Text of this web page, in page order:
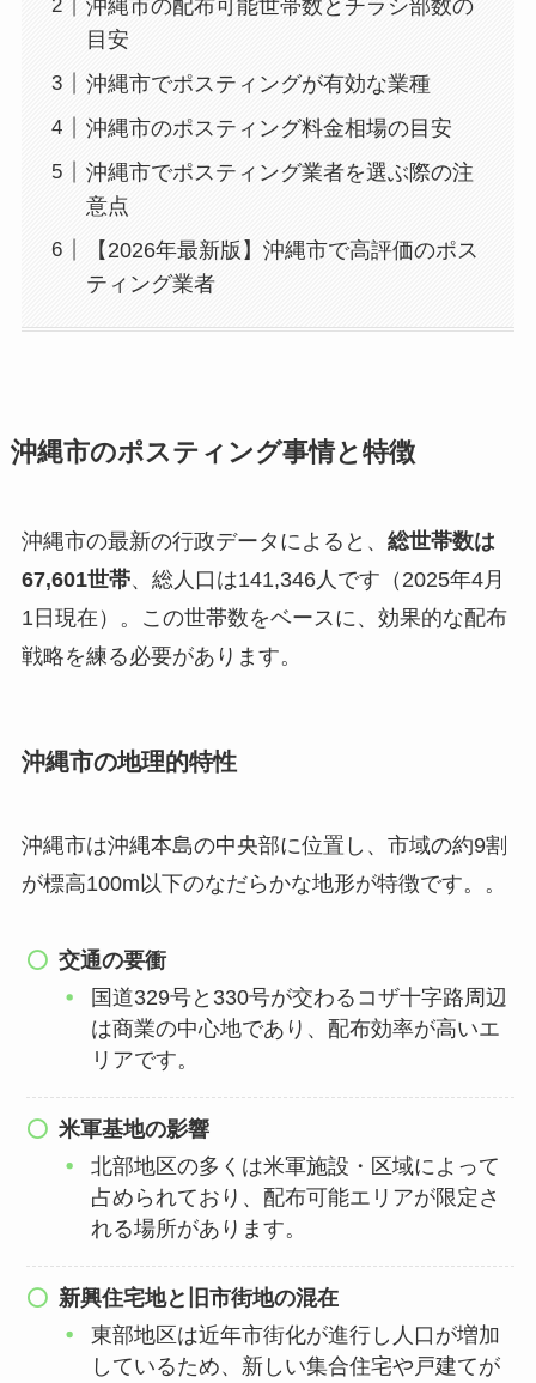
沖縄市の配布可能世帯数とチラシ部数の
目安
沖縄市でポスティングが有効な業種
沖縄市のポスティング料金相場の目安
沖縄市でポスティング業者を選ぶ際の注
意点
【2026年最新版】沖縄市で高評価のポス
ティング業者
沖縄市のポスティング事情と特徴
沖縄市の最新の行政データによると、 総世帯数は
67,601世帯、総人口は141,346人です（2025年4月
1日現在）。この世帯数をベースに、効果的な配布
戦略を練る必要があります。
沖縄市の地理的特性
沖縄市は沖縄本島の中央部に位置し、市域の約9割
が標高100m以下のなだらかな地形が特徴です。。
交通の要衝
国道329号と330号が交わるコザ十字路周辺
は商業の中心地であり、配布効率が高いエ
リアです。
米軍基地の影響
北部地区の多くは米軍施設・区域によって
占められており、配布可能エリアが限定さ
れる場所があります。
新興住宅地と旧市街地の混在
東部地区は近年市街化が進行し人口が増加
しているため、新しい集合住宅や戸建てが